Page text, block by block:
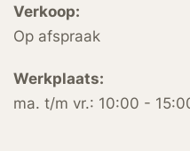
Verkoop:
Op afspraak
Werkplaats:
ma. t/m vr.: 10:00 -